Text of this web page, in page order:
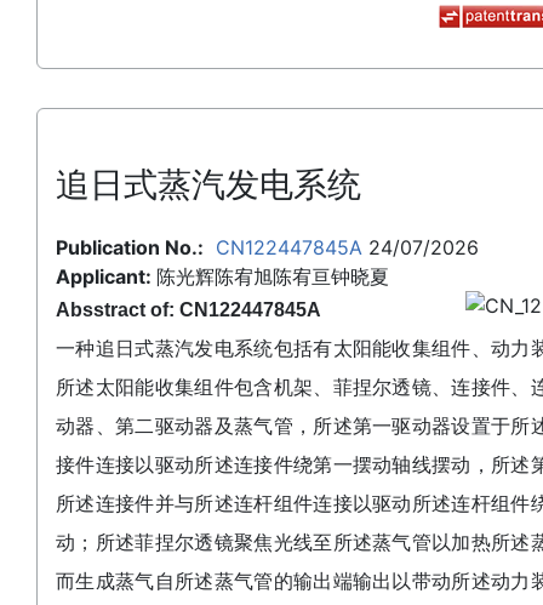
追日式蒸汽发电系统
Publication No.: CN122447845A 24/07/2026
Applicant: 陈光辉陈宥旭陈宥亘钟晓夏
Absstract of: CN122447845A
一种追日式蒸汽发电系统包括有太阳能收集组件、动力
所述太阳能收集组件包含机架、菲捏尔透镜、连接件、
动器、第二驱动器及蒸气管，所述第一驱动器设置于所
接件连接以驱动所述连接件绕第一摆动轴线摆动，所述
所述连接件并与所述连杆组件连接以驱动所述连杆组件
动；所述菲捏尔透镜聚焦光线至所述蒸气管以加热所述
而生成蒸气自所述蒸气管的输出端输出以带动所述动力